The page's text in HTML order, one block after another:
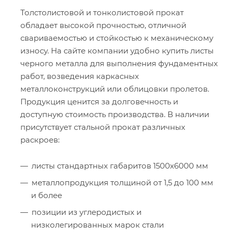
Толстолистовой и тонколистовой прокат
обладает высокой прочностью, отличной
свариваемостью и стойкостью к механическому
износу. На сайте компании удобно купить листы
черного металла для выполнения фундаментных
работ, возведения каркасных
металлоконструкций или облицовки пролетов.
Продукция ценится за долговечность и
доступную стоимость производства. В наличии
присутствует стальной прокат различных
раскроев:
листы стандартных габаритов 1500х6000 мм
металлопродукция толщиной от 1,5 до 100 мм
и более
позиции из углеродистых и
низколегированных марок стали